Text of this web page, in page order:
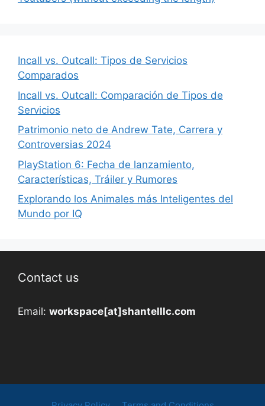
Incall vs. Outcall: Tipos de Servicios
Comparados
Incall vs. Outcall: Comparación de Tipos de
Servicios
Patrimonio neto de Andrew Tate, Carrera y
Controversias 2024
PlayStation 6: Fecha de lanzamiento,
Características, Tráiler y Rumores
Explorando los Animales más Inteligentes del
Mundo por IQ
Contact us
Email: workspace[at]shantelllc.com